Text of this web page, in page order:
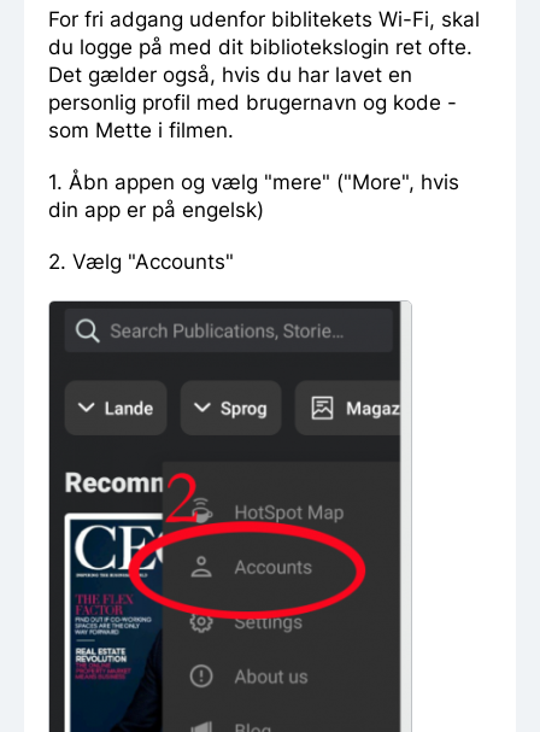
For fri adgang udenfor biblitekets Wi-Fi, skal
du logge på med dit bibliotekslogin ret ofte.
Det gælder også, hvis du har lavet en
personlig profil med brugernavn og kode -
som Mette i filmen.
1. Åbn appen og vælg "mere" ("More", hvis
din app er på engelsk)
2. Vælg "Accounts"